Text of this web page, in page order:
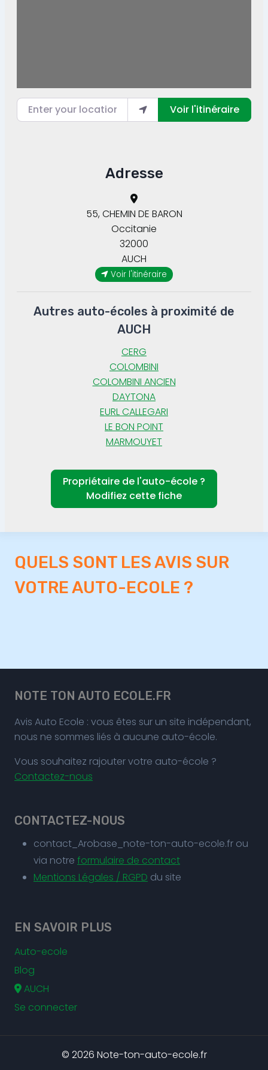
Enter your location
Voir l'itinéraire
Adresse
55, CHEMIN DE BARON
AUCH
Occitanie
32000
Voir l'itinéraire
Autres auto-écoles à proximité de
AUCH
CERG
COLOMBINI
COLOMBINI ANCIEN
DAYTONA
EURL CALLEGARI
LE BON POINT
MARMOUYET
Propriétaire de l'auto-école ?
Modifiez cette fiche
QUELS SONT LES AVIS SUR
VOTRE AUTO-ECOLE ?
NOTE TON AUTO ECOLE.FR
Avis Auto Ecole : vous êtes sur un site indépendant,
nous ne sommes liés à aucune auto-école.
Vous souhaitez rajouter votre auto-école ?
Contactez-nous
CONTACTEZ-NOUS
contact_Arobase_note-ton-auto-ecole.fr ou
via notre formulaire de contact
Mentions Légales / RGPD du site
EN SAVOIR PLUS
Auto-ecole
Blog
AUCH
Se connecter
© 2026 Note-ton-auto-ecole.fr